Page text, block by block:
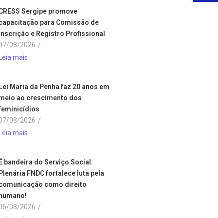
Sergipe promove
para Comissão de
e Registro Profissional
08/2026 /
mais
Maria da Penha faz 20 anos em
ao crescimento dos
08/2026 /
mais
bandeira do Serviço Social:
FNDC fortalece luta pela
como direito
08/2026 /